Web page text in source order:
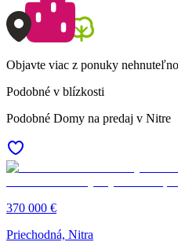
Objavte viac z ponuky
Podobné v blízkosti
Podobné Domy na predaj v Nitre
370 000 €
Priechodná, Nitra